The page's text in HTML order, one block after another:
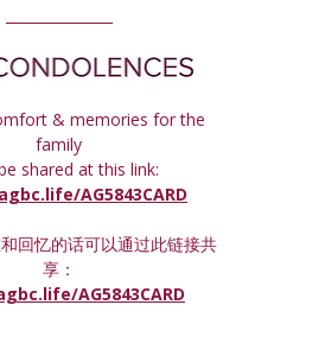
& memories for the
family
shared at this link:
AG5843CARD
回忆的话可以通过此链接共
享：
AG5843CARD